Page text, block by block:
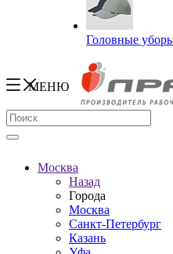
Головные
МЕНЮ
Москва
Назад
Города
Москва
Санкт-Петербург
Казань